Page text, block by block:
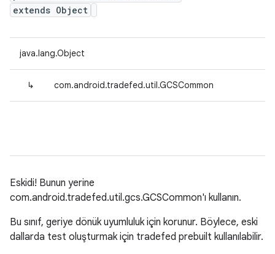
extends Object
java.lang.Object
↳ com.android.tradefed.util.GCSCommon
Eskidi! Bunun yerine
com.android.tradefed.util.gcs.GCSCommon'ı kullanın.
Bu sınıf, geriye dönük uyumluluk için korunur. Böylece, eski
dallarda test oluşturmak için tradefed prebuilt kullanılabilir.